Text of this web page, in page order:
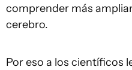
comprender más
cerebro.
Por eso a los científicos